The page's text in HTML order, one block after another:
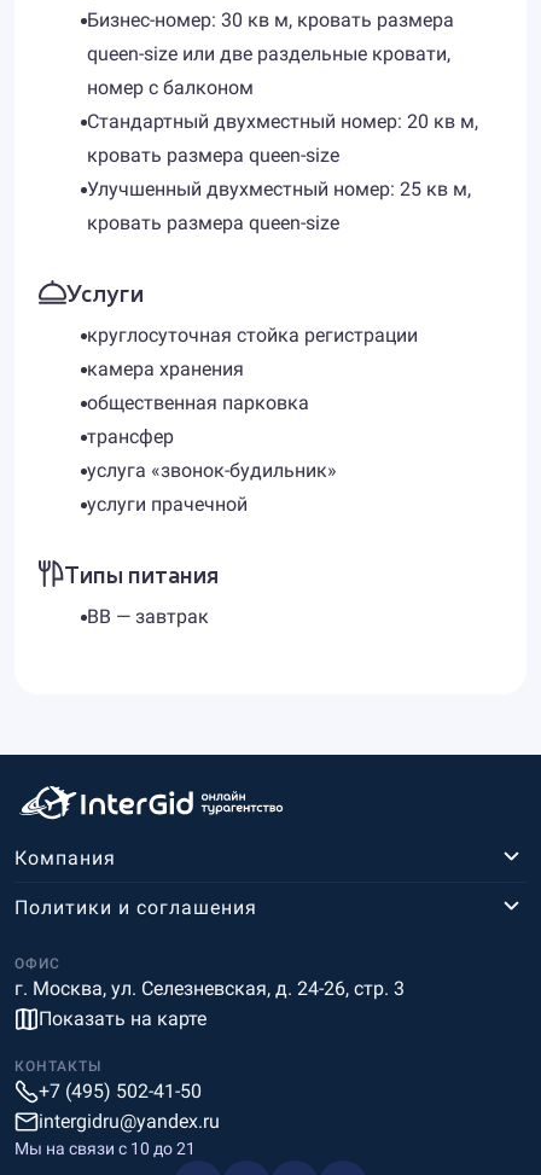
Бизнес-номер: 30 кв м, кровать размера
queen-size или две раздельные кровати,
номер с балконом
Стандартный двухместный номер: 20 кв м,
кровать размера queen-size
Улучшенный двухместный номер: 25 кв м,
кровать размера queen-size
Услуги
круглосуточная стойка регистрации
камера хранения
общественная парковка
трансфер
услуга «звонок-будильник»
услуги прачечной
Типы питания
BB — завтрак
Компания
ОФИС
г. Москва, ул. Селезневская, д. 24-26, стр. 3
Показать на карте
Политики и соглашения
КОНТАКТЫ
+7 (495) 502-41-50
intergidru@yandex.ru
Мы на связи c 10 до 21